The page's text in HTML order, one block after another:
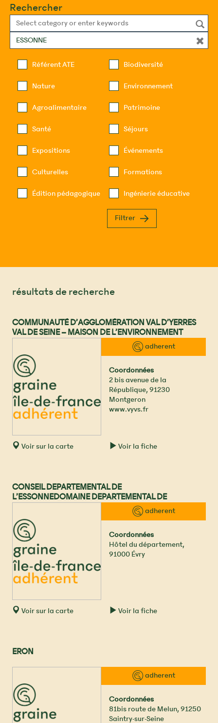
Rechercher
Référent ATE
Biodiversité
Nature
Environnement
Agroalimentaire
Patrimoine
Santé
Séjours
Expositions
Événements
Culturelles
Formations
Édition pédagogique
Ingénierie éducative
Filtrer
résultats de recherche
COMMUNAUTÉ D’AGGLOMÉRATION VAL D’YERRES
VAL DE SEINE – MAISON DE L’ENVIRONNEMENT
CAVYVS (ex CASVS)
Voir sur la carte
™ adherent
Coordonnées
2 bis avenue de la
République,91230
Montgeron
www.vyvs.fr
Voir la fiche
CONSEIL DEPARTEMENTAL DE
L’ESSONNEDOMAINE DEPARTEMENTAL DE
CHAMARANDESERVICE DES PUBLICSSERVICE
EDUCATIF DE CHAMARANDECENTRE MIONE
Voir sur la carte
™ adherent
Coordonnées
Hôtel du département,
91000Évry
Voir la fiche
ERON
™ adherent
Coordonnées
81bis route de Melun,91250
Saintry-sur-Seine